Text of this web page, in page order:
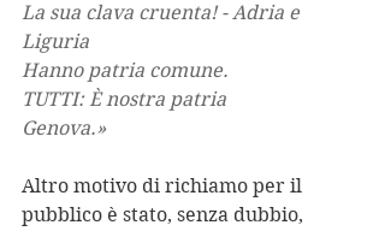
La sua clava cruenta! - Adria e
Liguria
Hanno patria comune.
TUTTI: È nostra patria
Genova.»
Altro motivo di richiamo per il
pubblico è stato, senza dubbio,